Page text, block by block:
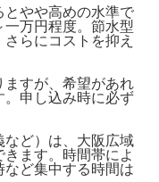
とやや高めの水準で
万円程度。節水型
らにコストを抑え
ますが、希望があれ
。申し込み時に必ず
ど）は、 大阪広域
ます。時間帯によ
など集中する時間は